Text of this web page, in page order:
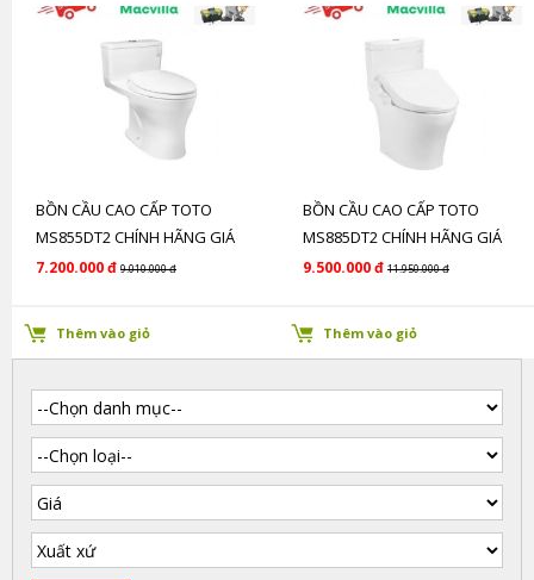
BỒN CẦU CAO CẤP TOTO
MS855DT2 CHÍNH HÃNG GIÁ
RẺ
7.200.000 đ 9.010.000 đ
Thêm vào giỏ
BỒN CẦU CAO CẤP TOTO
MS885DT2 CHÍNH HÃNG GIÁ
RẺ
9.500.000 đ 11.950.000 đ
Thêm vào giỏ